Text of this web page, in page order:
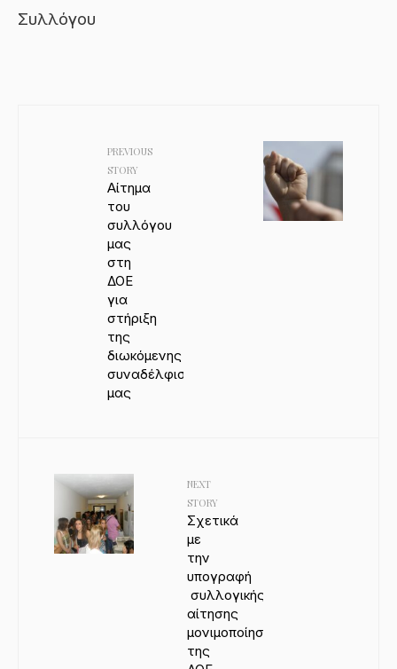
Συλλόγου
PREVIOUS
STORY
Αίτημα
του
συλλόγου
μας
στη
ΔΟΕ
για
στήριξη
της
διωκόμενης
συναδέλφισσάς
μας
NEXT
STORY
Σχετικά
με
την
υπογραφή
συλλογικής
αίτησης
μονιμοποίησης
της